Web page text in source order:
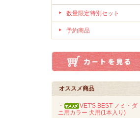
数量限定特別セット
予約商品
オススメ商品
・
VET'S BEST ノミ・ダ
ニ用カラー 犬用(1本入り)